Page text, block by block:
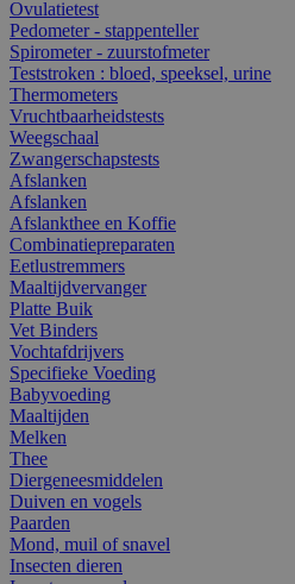
Ovulatietest
Pedometer - stappenteller
Spirometer - zuurstofmeter
Teststroken : bloed, speeksel, urine
Thermometers
Vruchtbaarheidstests
Weegschaal
Zwangerschapstests
Afslanken
Afslanken
Afslankthee en Koffie
Combinatiepreparaten
Eetlustremmers
Maaltijdvervanger
Platte Buik
Vet Binders
Vochtafdrijvers
Specifieke Voeding
Babyvoeding
Maaltijden
Melken
Thee
Diergeneesmiddelen
Duiven en vogels
Paarden
Mond, muil of snavel
Insecten dieren